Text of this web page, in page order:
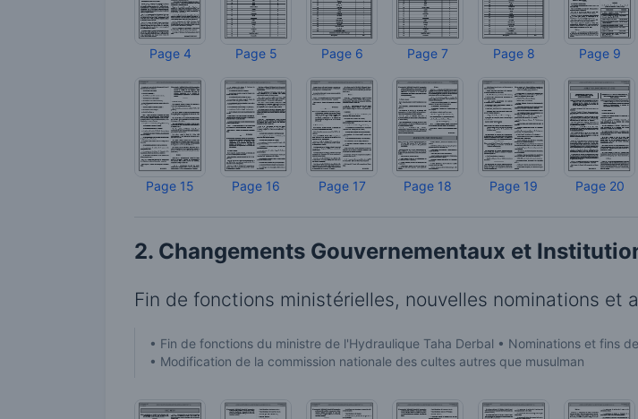
Page 4 Page 5 Page 6 Page 7 Page 8 Page 9
Page 15 Page 16 Page 17 Page 18 Page 19 Page 20
2. Changements Gouvernementaux et
Fin de fonctions ministérielles, nouvelles nominations et
• Fin de fonctions du ministre de l'Hydraulique Taha Derbal • Nominations et fins
• Modification de la commission nationale des cultes autres que musulman